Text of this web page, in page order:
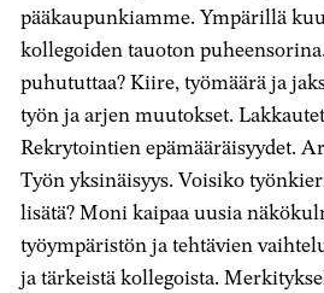
pääkaupunkiamme. Ympärillä
kollegoiden tauoton
puhututtaa? Kiire, työmäärä ja
työn ja arjen muutokset.
Rekrytointien epämääräisyydet.
Työn yksinäisyys. Voisiko
lisätä? Moni kaipaa uusia
työympäristön ja tehtävien
ja tärkeistä kollegoista.